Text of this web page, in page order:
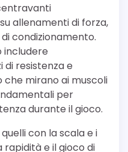
allenamenti di forza,
condizionamento.
includere
di resistenza e
mirano ai muscoli
per
durante il gioco.
con la scala e i
rapidità e il gioco di